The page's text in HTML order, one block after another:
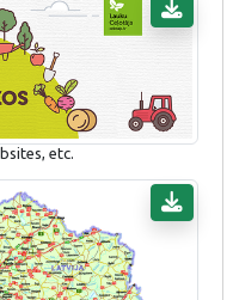
etc.